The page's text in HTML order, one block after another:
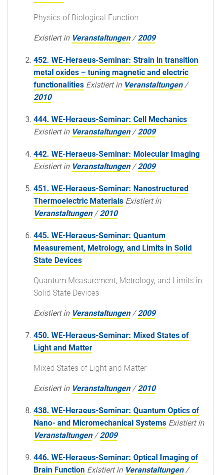
Physics of Biological Function
Existiert in Veranstaltungen /2009
452. WE-Heraeus-Seminar: Strain in transition
metal oxides – tuning magnetic and electric
functionalities Existiert in Veranstaltungen /
2010
444. WE-Heraeus-Seminar: Cell Mechanics
Existiert in Veranstaltungen /2009
442. WE-Heraeus-Seminar: Molecular Imaging
Existiert in Veranstaltungen /2009
451. WE-Heraeus-Seminar: Nanostructured
Thermoelectric Materials Existiert in
Veranstaltungen /2010
445. WE-Heraeus-Seminar: Quantum
Measurement, Metrology, and Limits in Solid
State Devices
Quantum Measurement, Metrology, and Limits in
Solid State Devices
Existiert in Veranstaltungen /2009
450. WE-Heraeus-Seminar: Mixed States of
Light and Matter
Mixed States of Light and Matter
Existiert in Veranstaltungen /2010
438. WE-Heraeus-Seminar: Quantum Optics of
Nano- and Micromechanical Systems Existiert in
Veranstaltungen /2009
446. WE-Heraeus-Seminar: Optical Imaging of
Brain Function Existiert in Veranstaltungen /